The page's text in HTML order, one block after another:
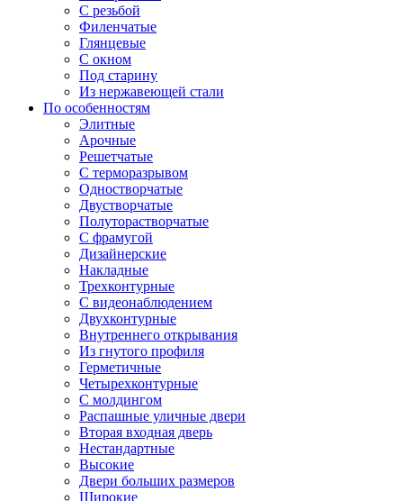
С резьбой
Филенчатые
Глянцевые
С окном
Под старину
Из нержавеющей стали
По особенностям
Элитные
Арочные
Решетчатые
С терморазрывом
Одностворчатые
Двустворчатые
Полуторастворчатые
С фрамугой
Дизайнерские
Накладные
Трехконтурные
С видеонаблюдением
Двухконтурные
Внутреннего открывания
Из гнутого профиля
Герметичные
Четырехконтурные
С молдингом
Распашные уличные двери
Вторая входная дверь
Нестандартные
Высокие
Двери больших размеров
Широкие